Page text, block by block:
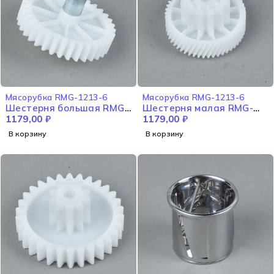
Мясорубка RMG-1213-6
Шестерня большая RMG-
1213-6
1179,00 ₽
В корзину
Мясорубка RMG-1213-6
Шестерня малая RMG-
1213-6
1179,00 ₽
В корзину